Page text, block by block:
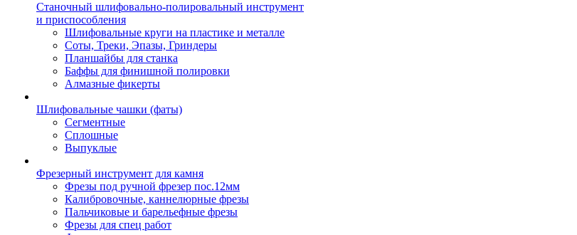
Станочный шлифовально-полировальный инструмент
и приспособления
Шлифовальные круги на пластике и металле
Соты, Треки, Эпазы, Гриндеры
Планшайбы для станка
Баффы для финишной полировки
Алмазные фикерты
Шлифовальные чашки (фаты)
Сегментные
Сплошные
Выпуклые
Фрезерный инструмент для камня
Фрезы под ручной фрезер пос.12мм
Калибровочные, каннелюрные фрезы
Пальчиковые и барельефные фрезы
Фрезы для спец работ